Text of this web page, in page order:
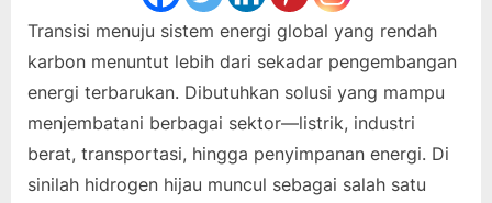
Transisi menuju sistem energi global yang rendah
karbon menuntut lebih dari sekadar pengembangan
energi terbarukan. Dibutuhkan solusi yang mampu
menjembatani berbagai sektor—listrik, industri
berat, transportasi, hingga penyimpanan energi. Di
sinilah hidrogen hijau muncul sebagai salah satu